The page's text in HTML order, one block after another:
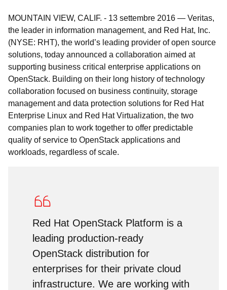
MOUNTAIN VIEW, CALIF. - 13 settembre 2016 — Veritas,
the leader in information management, and Red Hat, Inc.
(NYSE: RHT), the world’s leading provider of open source
solutions, today announced a collaboration aimed at
supporting business critical enterprise applications on
OpenStack. Building on their long history of technology
collaboration focused on business continuity, storage
management and data protection solutions for Red Hat
Enterprise Linux and Red Hat Virtualization, the two
companies plan to work together to offer predictable
quality of service to OpenStack applications and
workloads, regardless of scale.
Red Hat OpenStack Platform is a
leading production-ready
OpenStack distribution for
enterprises for their private cloud
infrastructure. We are working with